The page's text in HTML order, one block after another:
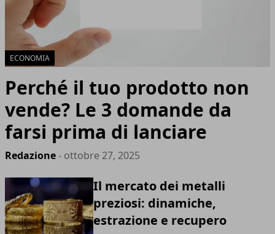
ECONOMIA
Perché il tuo prodotto non
vende? Le 3 domande da
farsi prima di lanciare
Redazione- ottobre 27, 2025
Il mercato dei metalli
preziosi: dinamiche,
estrazione e recupero